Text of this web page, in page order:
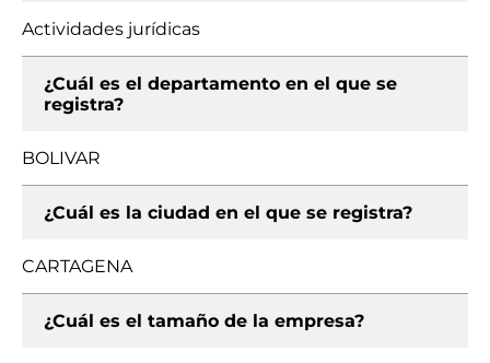
Actividades jurídicas
¿Cuál es el departamento en el que se
registra?
BOLIVAR
¿Cuál es la ciudad en el que se registra?
CARTAGENA
¿Cuál es el tamaño de la empresa?